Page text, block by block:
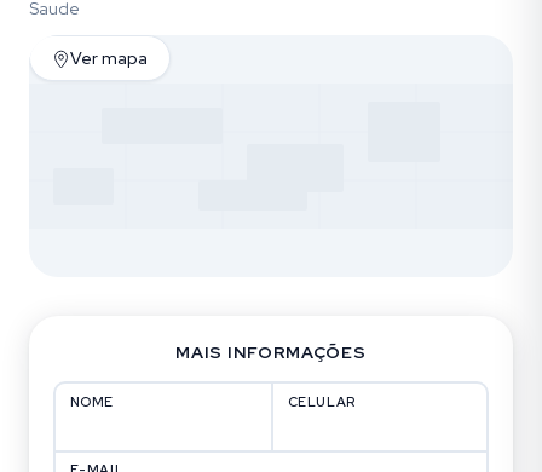
Saude
Ver mapa
MAIS INFORMAÇÕES
NOME CELULAR